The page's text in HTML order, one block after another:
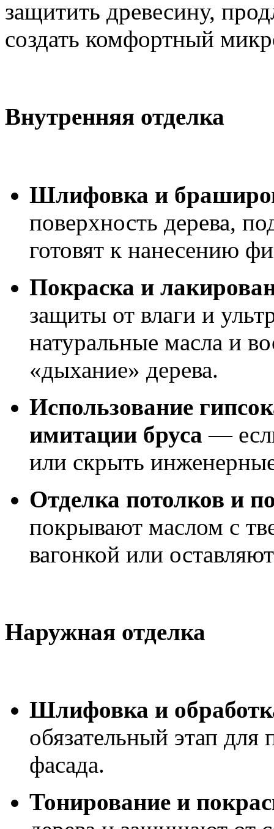
защитить древесину,
создать комфортный
Внутренняя отделка
Шлифовка и
поверхность дерева,
готовят к нанесению
Покраска и
защиты от влаги и
натуральные масла и
«дыхание» дерева.
Использование
имитации бруса —
или скрыть
Отделка потолков и
покрывают маслом с
вагонкой или
Наружная отделка
Шлифовка и
обязательный этап
фасада.
Тонирование и